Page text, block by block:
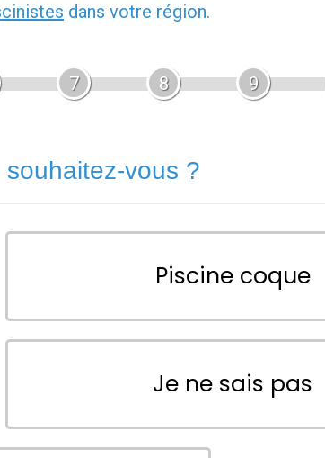
dans votre région.
7 8 9
vous ?
Piscine coque
Je ne sais pas